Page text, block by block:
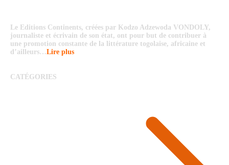
Le Editions Continents, créées par Kodzo Adzewoda VONDOLY,
journaliste et écrivain de son état, ont pour but de contribuer à
une promotion constante de la littérature togolaise, africaine et
d’ailleurs…Lire plus
CATÉGORIES